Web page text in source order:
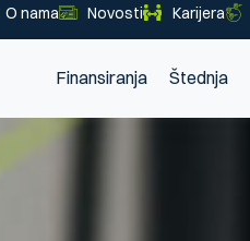
O nama Novosti Karijera
Finansiranja Štednja